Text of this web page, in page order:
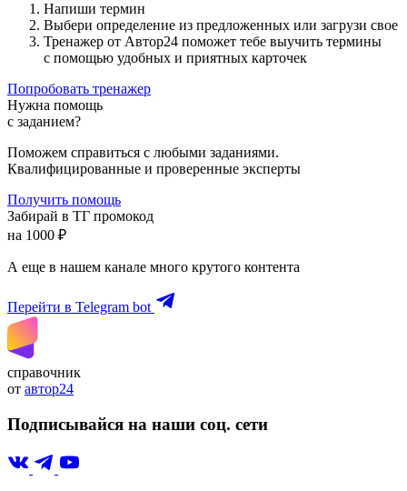
Напиши термин
Выбери определение из предложенных или загрузи свое
Тренажер от Автор24 поможет тебе выучить термины
с помощью удобных и приятных карточек
Попробовать тренажер
Нужна помощь
с заданием?
Поможем справиться с любыми заданиями.
Квалифицированные и проверенные эксперты
Получить помощь
Забирай в ТГ промокод
на 1000 ₽
А еще в нашем канале много крутого контента
Перейти в Telegram bot
справочник
от автор24
Подписывайся на наши соц. сети